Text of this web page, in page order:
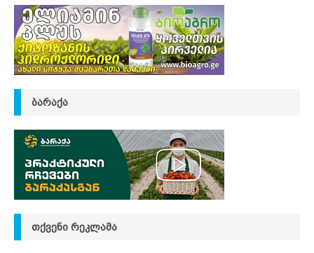
ᲑᲐᲠᲐᲥᲐ
ᲗᲥᲕᲔᲜᲘ ᲠᲔᲙᲚᲐᲛᲐ